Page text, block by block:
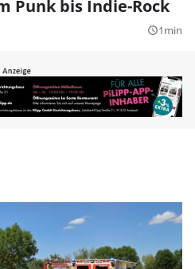
Punk bis Indie-Rock
query_builder1min